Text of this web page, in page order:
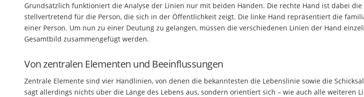
Grundsätzlich funktioniert die Analyse der Linien nur mit beiden Händen. Die rechte Hand ist dabei
stellvertretend für die Person, die sich in der Öffentlichkeit zeigt. Die linke Hand repräsentiert die
einer Person. Um nun zu einer Deutung zu gelangen, müssen die verschiedenen Linien der Hand
Gesamtbild zusammengefügt werden.
Von zentralen Elementen und Beeinflussungen
Zentrale Elemente sind vier Handlinien, von denen die bekanntesten die Lebenslinie sowie die
sagt allerdings nichts über die Länge des Lebens aus, sondern orientiert sich – wie auch alle weiteren